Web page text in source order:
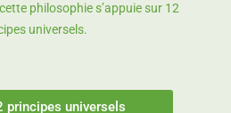
philosophie s’appuie sur 12
universels.
principes universels